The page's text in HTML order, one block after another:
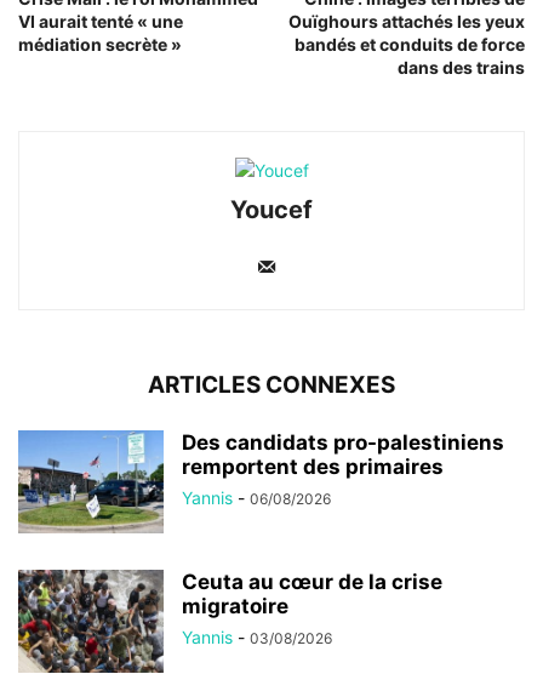
VI aurait tenté « une
médiation secrète »
Ouïghours attachés les yeux
bandés et conduits de force
dans des trains
Youcef
ARTICLES CONNEXES
Des candidats pro-palestiniens
remportent des primaires
Yannis - 06/08/2026
Ceuta au cœur de la crise
migratoire
Yannis - 03/08/2026